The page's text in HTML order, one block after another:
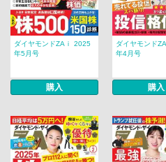
ダイヤモンドZAｉ 2025
年5月号
購入
ダイヤモンド
年4月号
購入